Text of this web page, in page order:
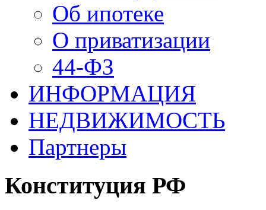
Об ипотеке
О приватизации
44-ФЗ
ИНФОРМАЦИЯ
НЕДВИЖИМОСТЬ
Партнеры
Конституция РФ